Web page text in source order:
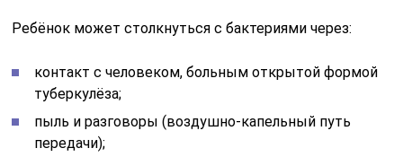
Ребёнок может столкнуться с бактериями через:
контакт с человеком, больным открытой формой
туберкулёза;
пыль и разговоры (воздушно-капельный путь
передачи);